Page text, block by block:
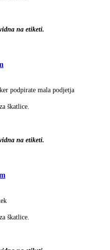
na etiketi.
podpirate mala podjetja
škatlice.
na etiketi.
škatlice.